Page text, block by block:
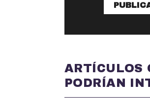
ARTÍCULOS
PODRÍAN